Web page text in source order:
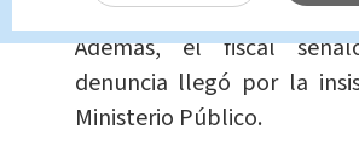
Además, el fiscal
denuncia llegó por la
Ministerio Público.